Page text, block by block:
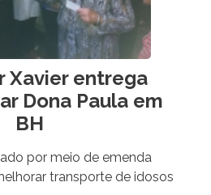
Xavier entrega
Dona Paula em
BH
por meio de emenda
transporte de idosos